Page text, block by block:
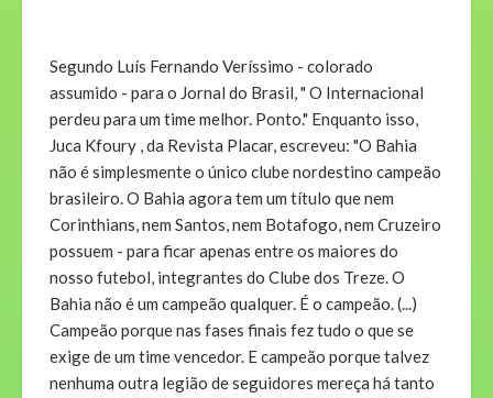
Segundo Luís Fernando Veríssimo - colorado
assumido - para o Jornal do Brasil, " O Internacional
perdeu para um time melhor. Ponto." Enquanto isso,
Juca Kfoury , da Revista Placar, escreveu: "O Bahia
não é simplesmente o único clube nordestino campeão
brasileiro. O Bahia agora tem um título que nem
Corinthians, nem Santos, nem Botafogo, nem Cruzeiro
possuem - para ficar apenas entre os maiores do
nosso futebol, integrantes do Clube dos Treze. O
Bahia não é um campeão qualquer. É o campeão. (...)
Campeão porque nas fases finais fez tudo o que se
exige de um time vencedor. E campeão porque talvez
nenhuma outra legião de seguidores mereça há tanto